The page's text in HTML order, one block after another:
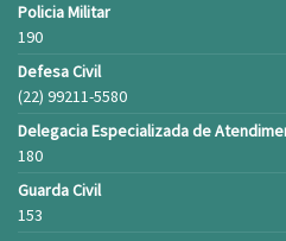
Policia Militar
190
Defesa Civil
(22) 99211-5580
Delegacia Especializada de
180
Guarda Civil
153